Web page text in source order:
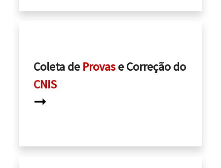
Coleta de Provase Correção do
CNIS
➞